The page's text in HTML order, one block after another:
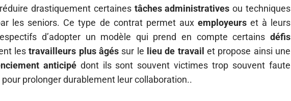
drastiquement certaines tâches administratives ou techniques
les seniors. Ce type de contrat permet aux employeurset à leurs
d’adopter un modèle qui prend en compte certainsdéfis
lestravailleurs plus âgés sur le lieu de travail et propose ainsi une
anticipédont ils sont souvent victimes trop souvent faute
prolonger durablement leur collaboration..